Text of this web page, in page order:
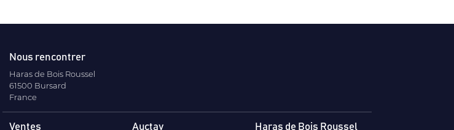
Nous rencontrer
Haras de Bois Roussel
61500 Bursard
France
Ventes Auctav Haras de Bois Roussel